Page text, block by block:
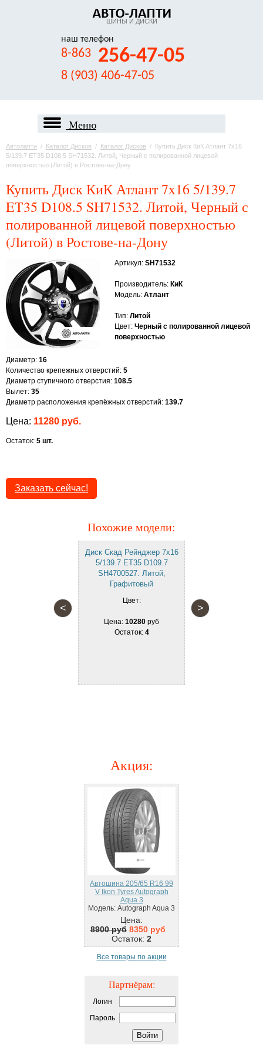
ШИНЫ И ДИСКИ
наш телефон
8-863 256-47-05
8 (903) 406-47-05
Меню
Автолапти / Каталог Дисков / Каталог Дисков / Купить Диск КиК Атлант 7x16
5/139.7 ET35 D108.5 SH71532. Литой, Черный с полированной лицевой
поверхностью (Литой) в Ростове-на-Дону
Купить Диск КиК Атлант 7x16 5/139.7
ET35 D108.5 SH71532. Литой, Черный с
полированной лицевой поверхностью
(Литой) в Ростове-на-Дону
Артикул: SH71532
Производитель: КиК
Модель: Атлант
Тип: Литой
Цвет: Черный с полированной лицевой
поверхностью
Диаметр: 16
Количество крепежных отверстий: 5
Диаметр ступичного отверстия: 108.5
Вылет: 35
Диаметр расположения крепёжных отверстий: 139.7
Цена: 11280 руб.
Остаток: 5 шт.
Заказать сейчас!
Похожие модели:
Диск Скад Рейнджер 7x16
5/139.7 ET35 D109.7
SH4700527. Литой,
Графитовый
Цвет:
Цена: 10280 руб
Остаток: 4
< >
Акция:
Автошина 205/65 R16 99
V Ikon Tyres Autograph
Aqua 3
Модель: Autograph Aqua 3
Цена:
8900 руб 8350 руб
Остаток: 2
Все товары по акции
Партнёрам:
Логин
Пароль
Войти